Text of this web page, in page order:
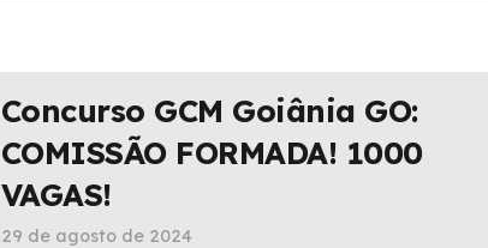
Concurso GCM Goiânia GO:
COMISSÃO FORMADA! 1000
VAGAS!
29 de agosto de 2024